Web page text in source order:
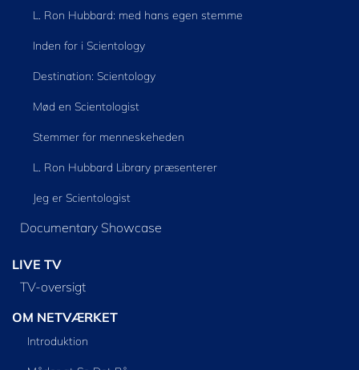
L. Ron Hubbard: med hans egen stemme
Inden for i Scientology
Destination: Scientology
Mød en Scientologist
Stemmer for menneskeheden
L. Ron Hubbard Library præsenterer
Jeg er Scientologist
Documentary Showcase
LIVE TV
TV-oversigt
OM NETVÆRKET
Introduktion